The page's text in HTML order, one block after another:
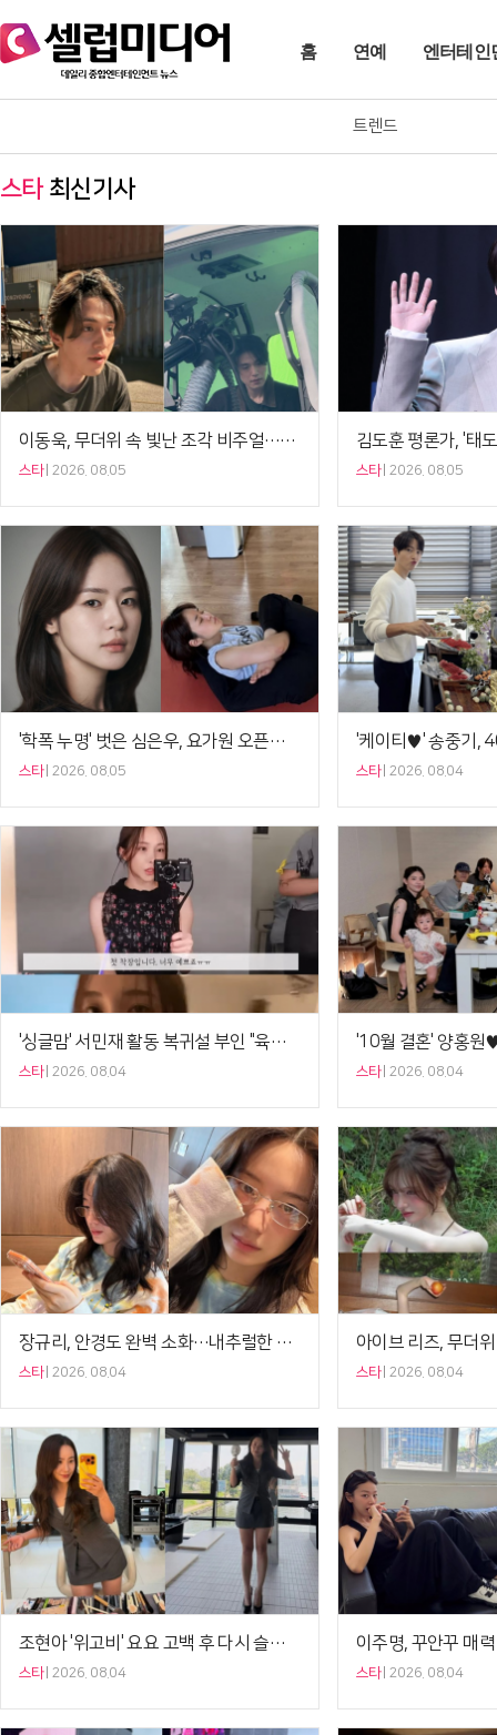
홈 연예 엔터테인
트렌드
스타최신기사
이동욱, 무더위 속 빛난 조각 비주얼…촬영장 비하인드 공개[셀럽샷]
스타 2026. 08.05 스타 2026. 08.05
'학폭 누명' 벗은 심은우, 요가원 오픈한다…이효리 응원[셀럽샷]
스타 2026. 08.05 스타 2026. 08.04
'싱글맘' 서민재 활동 복귀설 부인 "육아하며 우울·공황 치료 중"[셀럽톡]
스타 2026. 08.04 스타 2026. 08.04
장규리, 안경도 완벽 소화…내추럴한 일상 속 빛나는 비주얼[셀럽샷]
스타 2026. 08.04 스타 2026. 08.04
조현아 '위고비' 요요 고백 후 다시 슬림해진 근황[셀럽샷]
스타 2026. 08.04 스타 2026. 08.04